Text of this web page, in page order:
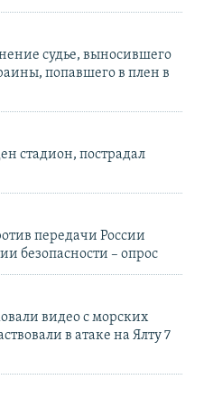
судье, выносившего
попавшего в плен в
стадион, пострадал
передачи России
безопасности – опрос
видео с морских
в атаке на Ялту 7